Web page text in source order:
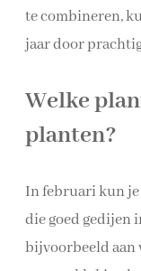
te combineren,
jaar door
Welke
planten?
In februari kun
die goed gedijen
bijvoorbeeld aan